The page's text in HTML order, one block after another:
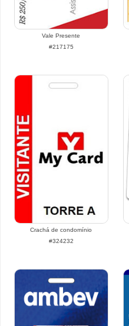
Vale Presente
#217175
Crachá de condomínio
#324232